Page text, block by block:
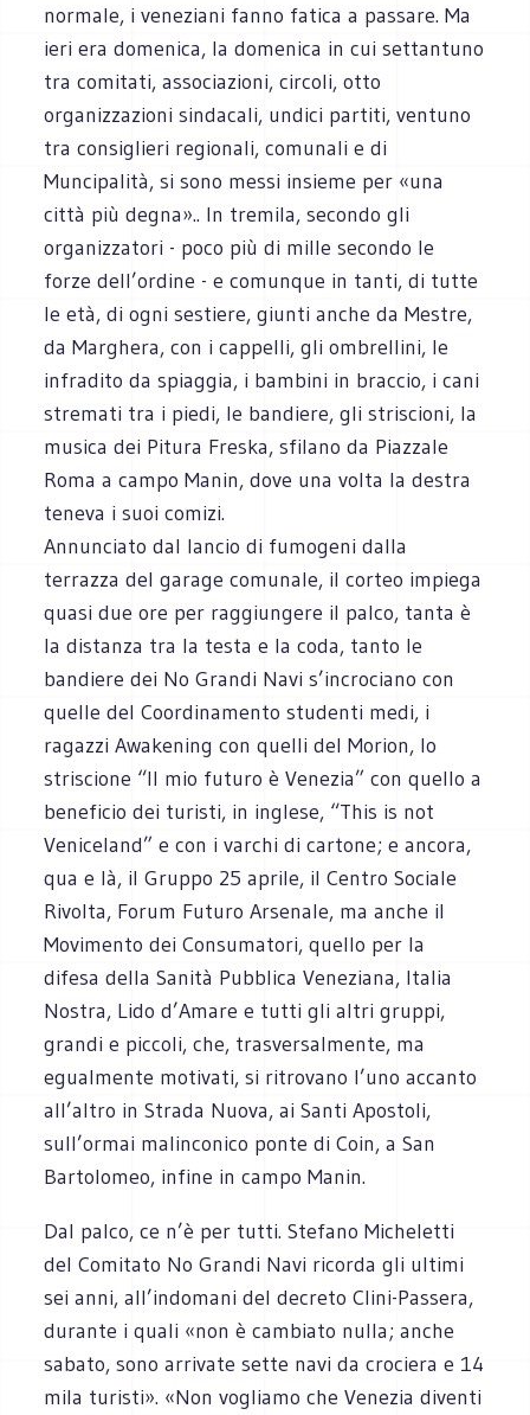
normale, i veneziani fanno fatica a passare. Ma
ieri era domenica, la domenica in cui settantuno
tra comitati, associazioni, circoli, otto
organizzazioni sindacali, undici partiti, ventuno
tra consiglieri regionali, comunali e di
Muncipalità, si sono messi insieme per «una
città più degna».. In tremila, secondo gli
organizzatori - poco più di mille secondo le
forze dell’ordine - e comunque in tanti, di tutte
le età, di ogni sestiere, giunti anche da Mestre,
da Marghera, con i cappelli, gli ombrellini, le
infradito da spiaggia, i bambini in braccio, i cani
stremati tra i piedi, le bandiere, gli striscioni, la
musica dei Pitura Freska, sfilano da Piazzale
Roma a campo Manin, dove una volta la destra
teneva i suoi comizi.
Annunciato dal lancio di fumogeni dalla
terrazza del garage comunale, il corteo impiega
quasi due ore per raggiungere il palco, tanta è
la distanza tra la testa e la coda, tanto le
bandiere dei No Grandi Navi s’incrociano con
quelle del Coordinamento studenti medi, i
ragazzi Awakening con quelli del Morion, lo
striscione “Il mio futuro è Venezia” con quello a
beneficio dei turisti, in inglese, “This is not
Veniceland” e con i varchi di cartone; e ancora,
qua e là, il Gruppo 25 aprile, il Centro Sociale
Rivolta, Forum Futuro Arsenale, ma anche il
Movimento dei Consumatori, quello per la
difesa della Sanità Pubblica Veneziana, Italia
Nostra, Lido d’Amare e tutti gli altri gruppi,
grandi e piccoli, che, trasversalmente, ma
egualmente motivati, si ritrovano l’uno accanto
all’altro in Strada Nuova, ai Santi Apostoli,
sull’ormai malinconico ponte di Coin, a San
Bartolomeo, infine in campo Manin.
Dal palco, ce n’è per tutti. Stefano Micheletti
del Comitato No Grandi Navi ricorda gli ultimi
sei anni, all’indomani del decreto Clini-Passera,
durante i quali «non è cambiato nulla; anche
sabato, sono arrivate sette navi da crociera e 14
mila turisti». «Non vogliamo che Venezia diventi